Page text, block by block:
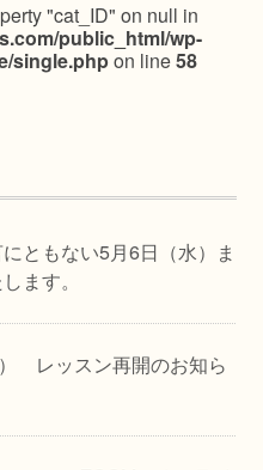
"cat_ID" on null in
public_html/wp-
single.phpon line58
ともない5月6日（水）ま
ます。
レッスン再開のお知ら